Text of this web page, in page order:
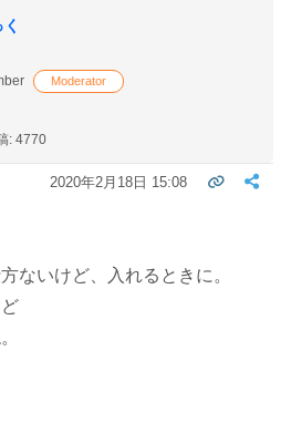
Moderator
: 4770
2020年2月18日 15:08
ないけど、入れるときに。